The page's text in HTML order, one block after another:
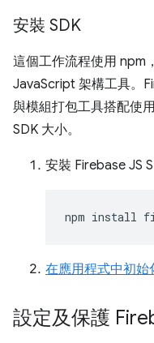
安裝 SDK
這個工作流程使用 npm
JavaScript 架構工具。
與模組打包工具搭配使
SDK 大小。
安裝 Firebase JS
npm install
在應用程式中初始
設定及保護